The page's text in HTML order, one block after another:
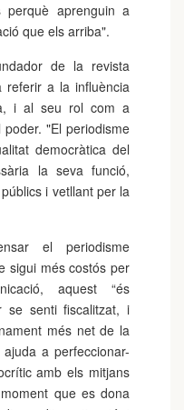
perquè aprenguin a
que els arriba".
de la revista
referir a la influència
i al seu rol com a
"El periodisme
democràtica del
la seva funció,
i vetllant per la
el periodisme
sigui més costós per
aquest “és
se senti fiscalitzat, i
més net de la
a perfeccionar-
amb els mitjans
que es dona